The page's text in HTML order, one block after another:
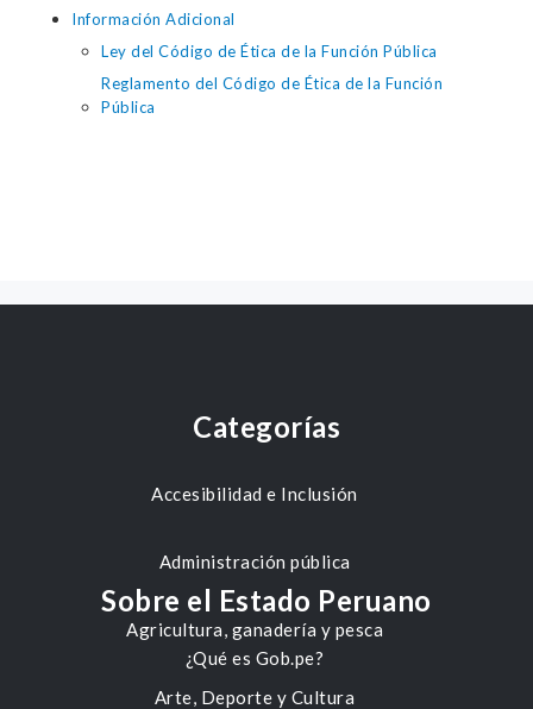
Información Adicional
Ley del Código de Ética de la Función Pública
Reglamento del Código de Ética de la Función
Pública
Categorías
Accesibilidad e Inclusión
Administración pública
Agricultura, ganadería y pesca
Arte, Deporte y Cultura
Sobre el Estado Peruano
¿Qué es Gob.pe?